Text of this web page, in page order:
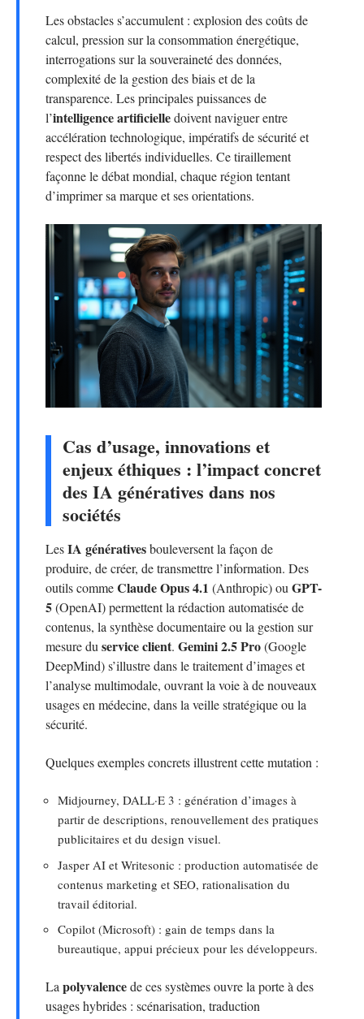
Les obstacles s’accumulent : explosion des coûts de
calcul, pression sur la consommation énergétique,
interrogations sur la souveraineté des données,
complexité de la gestion des biais et de la
transparence. Les principales puissances de
l’intelligence artificielledoivent naviguer entre
accélération technologique, impératifs de sécurité et
respect des libertés individuelles. Ce tiraillement
façonne le débat mondial, chaque région tentant
d’imprimer sa marque et ses orientations.
Cas d’usage, innovations et
enjeux éthiques : l’impact concret
des IA génératives dans nos
sociétés
LesIA générativesbouleversent la façon de
produire, de créer, de transmettre l’information. Des
outils commeClaude Opus 4.1 (Anthropic) ou GPT-
5(OpenAI) permettent la rédaction automatisée de
contenus, la synthèse documentaire ou la gestion sur
mesure du service client. Gemini 2.5 Pro(Google
DeepMind) s’illustre dans le traitement d’images et
l’analyse multimodale, ouvrant la voie à de nouveaux
usages en médecine, dans la veille stratégique ou la
sécurité.
Quelques exemples concrets illustrent cette mutation :
Midjourney, DALL·E 3 : génération d’images à
partir de descriptions, renouvellement des pratiques
publicitaires et du design visuel.
Jasper AI et Writesonic : production automatisée de
contenus marketing et SEO, rationalisation du
travail éditorial.
Copilot (Microsoft) : gain de temps dans la
bureautique, appui précieux pour les développeurs.
La polyvalencede ces systèmes ouvre la porte à des
usages hybrides : scénarisation, traduction